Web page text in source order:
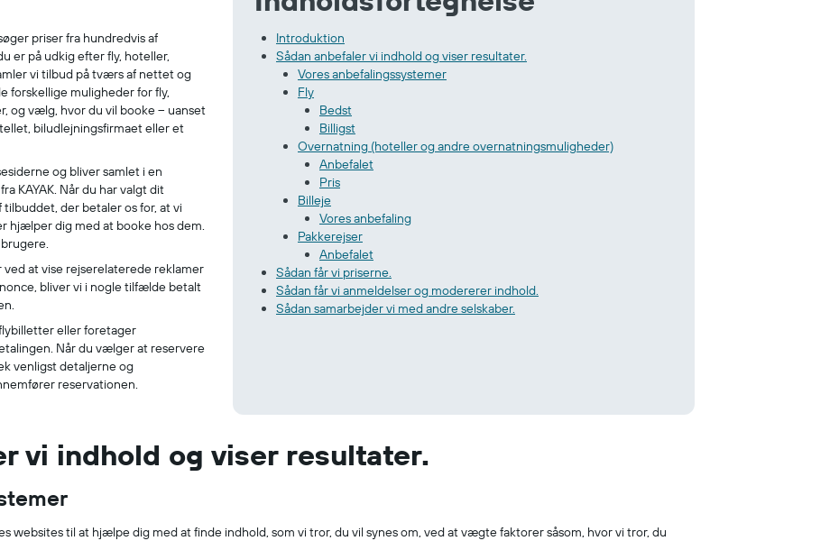
priser fra hundredvis af
er på udkig efter fly, hoteller,
vi tilbud på tværs af nettet og
forskellige muligheder for fly,
og vælg, hvor du vil booke – uanset
biludlejningsfirmaet eller et
og bliver samlet i en
KAYAK. Når du har valgt dit
der betaler os for, at vi
hjælper dig med at booke hos dem.
ved at vise rejserelaterede reklamer
bliver vi i nogle tilfælde betalt
eller foretager
Når du vælger at reservere
venligst detaljerne og
reservationen.
Introduktion
Sådan anbefaler vi indhold og viser resultater.
Vores anbefalingssystemer
Fly
Bedst
Billigst
Overnatning (hoteller og andre overnatningsmuligheder)
Anbefalet
Pris
Billeje
Vores anbefaling
Pakkerejser
Anbefalet
Sådan får vi priserne.
Sådan får vi anmeldelser og modererer indhold.
Sådan samarbejder vi med andre selskaber.
vi indhold og viser resultater.
websites til at hjælpe dig med at finde indhold, som vi tror, du vil synes om, ved at vægte faktorer såsom, hvor vi tror, du